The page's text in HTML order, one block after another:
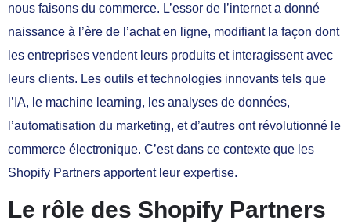
nous faisons du commerce. L’essor de l’internet a donné
naissance à l’ère de l’achat en ligne, modifiant la façon dont
les entreprises vendent leurs produits et interagissent avec
leurs clients. Les outils et technologies innovants tels que
l’IA, le machine learning, les analyses de données,
l’automatisation du marketing, et d’autres ont révolutionné le
commerce électronique. C’est dans ce contexte que les
Shopify Partners apportent leur expertise.
Le rôle des Shopify Partners